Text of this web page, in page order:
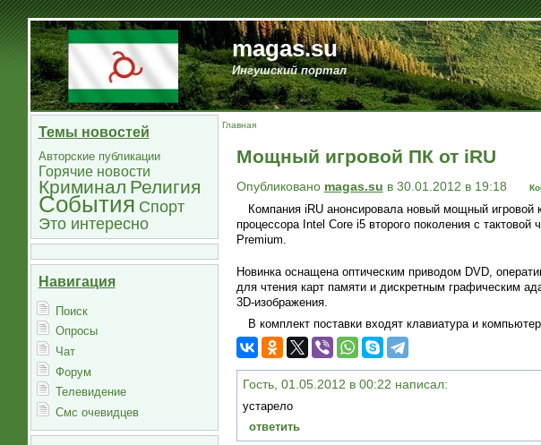
magas.su
Ингушский портал
Темы новостей
Авторские публикации
Горячие новости
Криминал Религия
События Спорт
Это интересно
Навигация
Поиск
Опросы
Чат
Форум
Телевидение
Смс очевидцев
Главная
Мощный игровой ПК от iRU
Опубликовано magas.su в 30.01.2012 в 19:18
Компания iRU анонсировала новый мощный игровой
процессора Intel Core i5 второго поколения с
Premium.
Новинка оснащена оптическим приводом DVD,
для чтения карт памяти и дискретным графическим
3D-изображения.
В комплект поставки входят клавиатура и
Гость, 01.05.2012 в 00:22 написал:
устарело
ответить